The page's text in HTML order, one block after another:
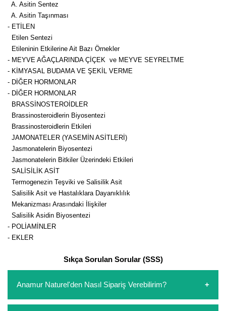
A. Asi­tin Sen­tez
A. Asi­tin Ta­şın­ma­sı
- ETİ­LEN
Eti­len Sen­te­zi
Eti­le­ni­nin Et­ki­le­ri­ne Ait Ba­zı Ör­nek­ler
- MEY­VE AĞAÇ­LA­RIN­DA Çİ­ÇEK ve MEY­VE SEY­RELT­ME
- KİMYASAL BUDAMA VE ŞEKİL VERME
- DİĞER HORMONLAR
- Dİ­ĞER HOR­MON­LAR
BRAS­Sİ­NOS­TE­RO­İD­LER
Bras­si­nos­te­ro­id­le­rin Bi­yo­sen­te­zi
Bras­si­nos­te­ro­id­le­rin Etkileri
JA­MO­NA­TE­LER (YA­SE­MİN ASİT­LE­Rİ)
Jas­mo­na­te­le­rin Bi­yo­sen­te­zi
Jas­mo­na­te­le­rin Bit­ki­ler Üze­rin­de­ki Et­ki­le­ri
SA­Lİ­Sİ­LİK ASİT
Ter­mo­ge­ne­zin Teş­vi­ki ve Sa­li­si­lik Asit
Sa­li­si­lik Asit ve Has­ta­lık­la­ra Da­ya­nık­lı­lık
Me­ka­niz­ma­sı Ara­sın­da­ki İliş­ki­ler
Sa­li­si­lik Asi­din Bi­yo­sen­te­zi
- PO­Lİ­AMİN­LER
- EKLER
Sıkça Sorulan Sorular (SSS)
Anamur Naturel'den Nasıl Sipariş Verebilirim?